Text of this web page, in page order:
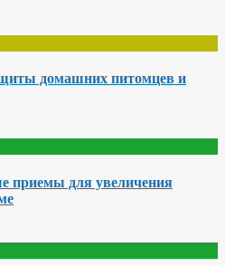
домашних питомцев и
приемы для увеличения